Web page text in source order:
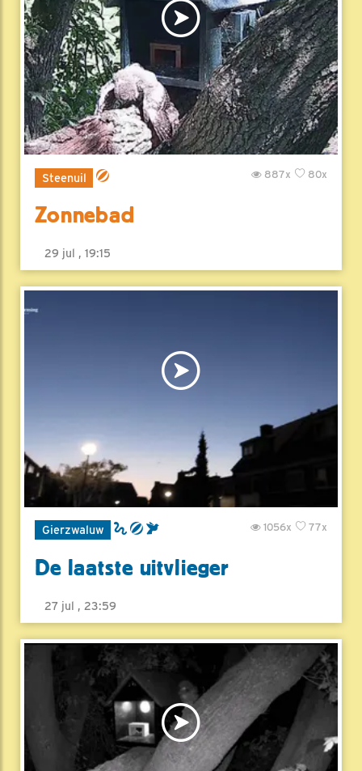
Steenuil 80x
887x
Zonnebad
29 jul , 19:15
Gierzwaluw 77x
1056x
De laatste uitvlieger
27 jul , 23:59